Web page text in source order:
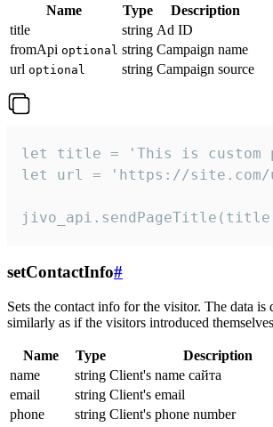
Name Type
Description
title
string Ad ID
fromApi optional string Campaign name
url optional string Campaign source
let title = 'This is custom
let url = 'https://site.com/
setContactInfo#
Sets the contact info for the visitor. The data is
similarly as if the visitors introduced
Name Type
Description
name
string Client's name сайта
email
string Client's email
phone
string Client's phone number